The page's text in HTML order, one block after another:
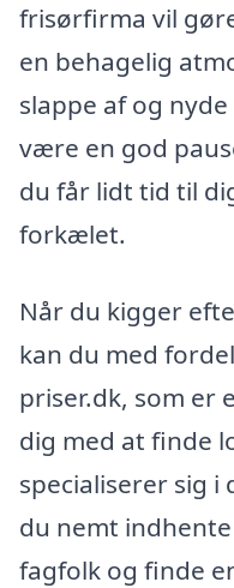
frisørfirma vil
en behagelig
slappe af og
være en god
du får lidt tid til
forkælet.
Når du kigger
kan du med
priser.dk, som er
dig med at finde
specialiserer sig i
du nemt
fagfolk og finde